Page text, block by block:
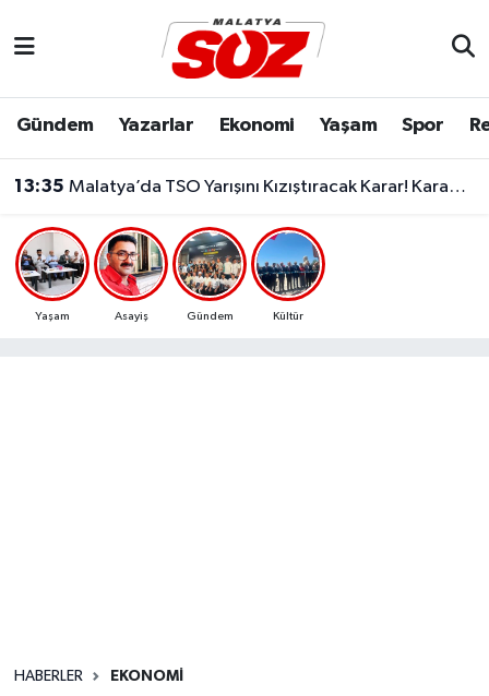
Gündem Yazarlar Ekonomi Yaşam Spor
13:35 Malatya’da TSO Yarışını Kızıştıracak Karar! Karademir Tarih Verdi
Yaşam Asayiş Gündem Kültür
HABERLER EKONOMI
Dünya
Eğitim
Ekonomi
Malatya Nöbetçi Eczaneler
Malatya Namaz Vakitleri
Malatya Trafik Yoğunluk Haritası
Süper Lig Puan Durumu ve Fikstür